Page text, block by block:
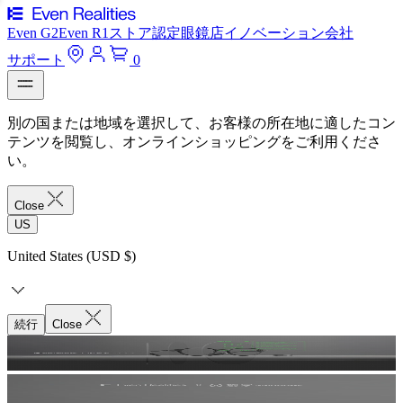
Even G2Even R1 ストア認定眼鏡店イノベーション会社
サポート
0
別の国または地域を選択して、お客様の所在地に適したコン
テンツを閲覧し、オンラインショッピングをご利用くださ
い。
Close
US
United States (USD $)
続行 Close